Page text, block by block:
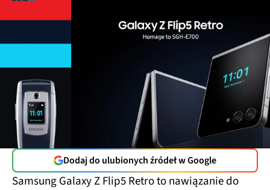
Dodaj do ulubionych źródeł w Google
Samsung Galaxy Z Flip5 Retro to nawiązanie do